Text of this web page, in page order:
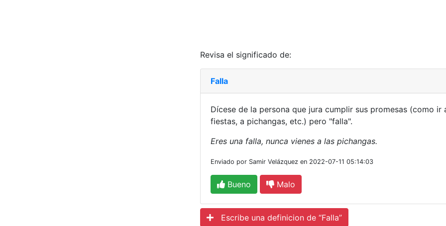
Revisa el significado de:
Falla
Dícese de la persona que jura cumplir sus promesas (como ir
fiestas, a pichangas, etc.) pero "falla".
Eres una falla, nunca vienes a las pichangas.
Enviado por Samir Velázquez en 2022-07-11 05:14:03
Bueno Malo
Escribe una definicion de “Falla”